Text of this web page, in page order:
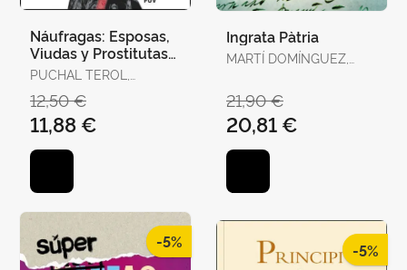
Náufragas: Esposas,
Viudas y Prostitutas
en la Escena
Victoriana
PUCHAL TEROL,
12,50 €
11,88 €
Ingrata Pàtria
MARTÍ DOMÍNGUEZ,
21,90 €
20,81 €
-5% -5%